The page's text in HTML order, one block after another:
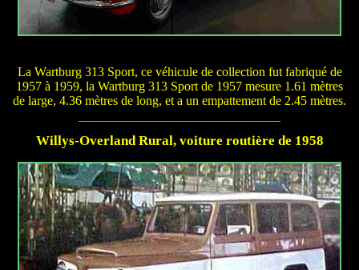
La Wartburg 313 Sport, ce véhicule de collection fut fabriqué de
1957 à 1959, la Wartburg 313 Sport de 1957 mesure 1.61 mètres
de large, 4.36 mètres de long, et a un empattement de 2.45 mètres.
Willys-Overland Rural, voiture routière de 1958